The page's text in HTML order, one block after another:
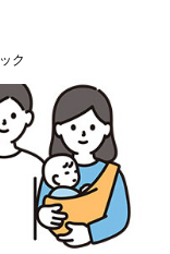
ク